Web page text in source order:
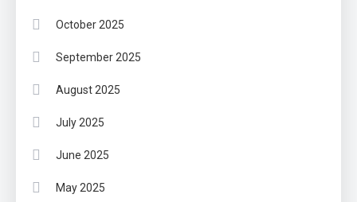
October 2025
September 2025
August 2025
July 2025
June 2025
May 2025